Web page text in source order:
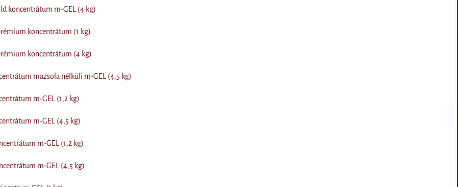
koncentrátum m-GEL (4 kg)
koncentrátum (1 kg)
koncentrátum (4 kg)
mazsola nélküli m-GEL (4,5 kg)
m-GEL (1,2 kg)
m-GEL (4,5 kg)
m-GEL (1,2 kg)
m-GEL (4,5 kg)